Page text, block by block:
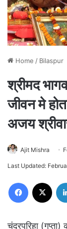
Home / Bilaspur
श्रीमद
जीवन मे
अजय
Ajit Mishra
Last Updated:
Facebook
चंद्रपुरिहा